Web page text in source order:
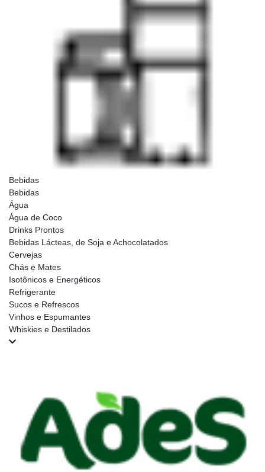
Bebidas
Bebidas
Água
Água de Coco
Drinks Prontos
Bebidas Lácteas, de Soja e Achocolatados
Cervejas
Chás e Mates
Isotônicos e Energéticos
Refrigerante
Sucos e Refrescos
Vinhos e Espumantes
Whiskies e Destilados